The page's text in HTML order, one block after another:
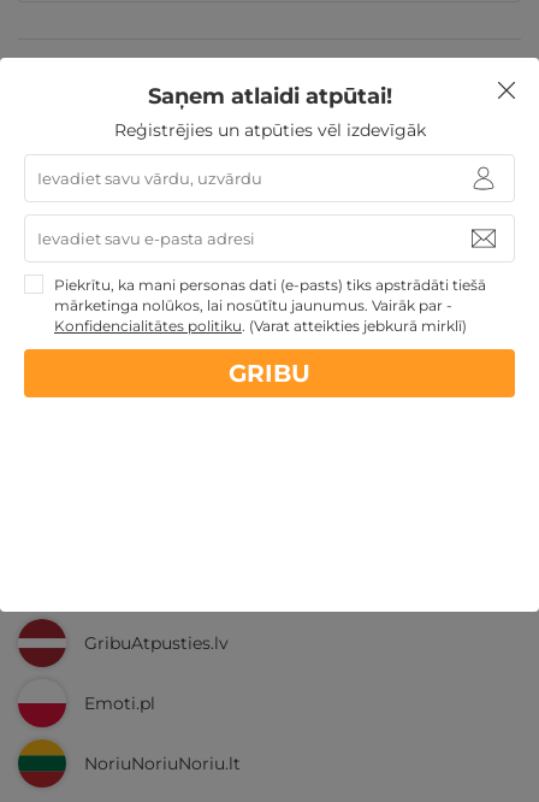
Atpūta pie jūras
Dāvanas Sieviešu dienā
Dāvanas ar SPA
Veselības atpūta -
sanatorijas, SPA viesnīcas
Dāvanas Mātes dienā
Nekādasapkalpošanas un administrācijasmaksas
naudas atmaksas garantija
GribuAtpusties.lv
Emoti.pl
NoriuNoriuNoriu.lt
Saņem atlaidi atpūtai!
Reģistrējies un atpūties vēl izdevīgāk
Piekrītu, ka mani personas dati (e-pasts) tiks apstrādāti tiešā
mārketinga nolūkos, lai nosūtītu jaunumus. Vairāk par -
Konfidencialitātes politiku. (Varat atteikties jebkurā mirklī)
GRIBU